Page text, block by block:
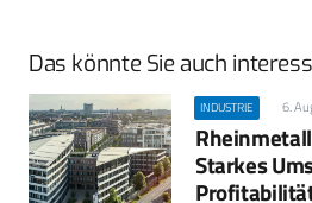
Das könnte Sie auch
INDUSTRIE 6.
Starkes